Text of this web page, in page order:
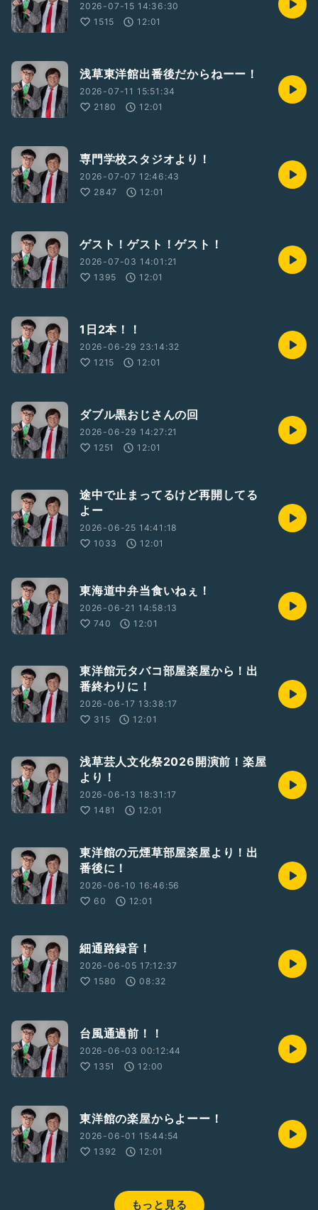
2026-07-15 14:36:30
1515
12:01
浅草東洋館出番後だからねーー！
2026-07-11 15:51:34
2180
12:01
専門学校スタジオより！
2026-07-07 12:46:43
2847
12:01
ゲスト！ゲスト！ゲスト！
2026-07-03 14:01:21
1395
12:01
1日2本！！
2026-06-29 23:14:32
1215
12:01
ダブル黒おじさんの回
2026-06-29 14:27:21
1251
12:01
途中で止まってるけど再開してる
よー
2026-06-25 14:41:18
1033
12:01
東海道中弁当食いねぇ！
2026-06-21 14:58:13
740
12:01
東洋館元タバコ部屋楽屋から！出
番終わりに！
2026-06-17 13:38:17
315
12:01
浅草芸人文化祭2026開演前！楽屋
より！
2026-06-13 18:31:17
1481
12:01
東洋館の元煙草部屋楽屋より！出
番後に！
2026-06-10 16:46:56
60
12:01
細通路録音！
2026-06-05 17:12:37
1580
08:32
台風通過前！！
2026-06-03 00:12:44
1351
12:00
東洋館の楽屋からよーー！
2026-06-01 15:44:54
1392
12:01
もっと見る